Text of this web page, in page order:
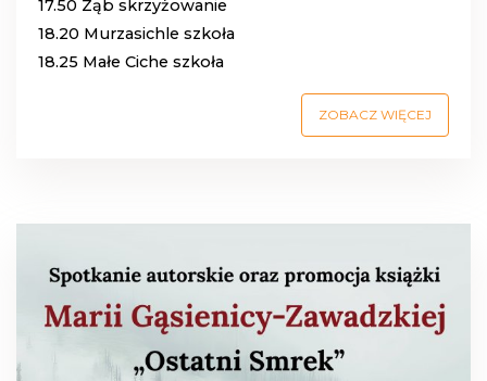
17.50 Ząb skrzyżowanie
18.20 Murzasichle szkoła
18.25 Małe Ciche szkoła
ZOBACZ WIĘCEJ